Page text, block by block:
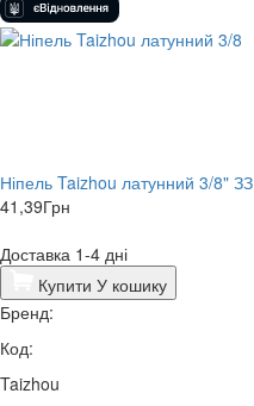
Ніпель Taizhou латунний 3/8" ЗЗ
41,39Грн
Доставка 1-4 дні
Купити У кошику
Бренд:
Код:
Taizhou